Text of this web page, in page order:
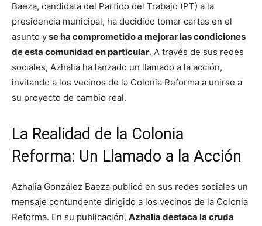
Baeza, candidata del Partido del Trabajo (PT) a la
presidencia municipal, ha decidido tomar cartas en el
asunto yse ha comprometido a mejorar las condiciones
de esta comunidad en particular. A través de sus redes
sociales, Azhalia ha lanzado un llamado a la acción,
invitando a los vecinos de la Colonia Reforma a unirse a
su proyecto de cambio real.
La Realidad de la Colonia
Reforma: Un Llamado a la Acción
Azhalia González Baeza publicó en sus redes sociales un
mensaje contundente dirigido a los vecinos de la Colonia
Reforma. En su publicación, Azhalia destaca la cruda